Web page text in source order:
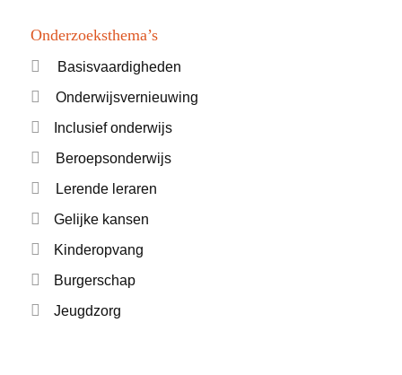
Onderzoeksthema’s
Basisvaardigheden
Onderwijsvernieuwing
Inclusief onderwijs
Beroepsonderwijs
Lerende leraren
Gelijke kansen
Kinderopvang
Burgerschap
Jeugdzorg